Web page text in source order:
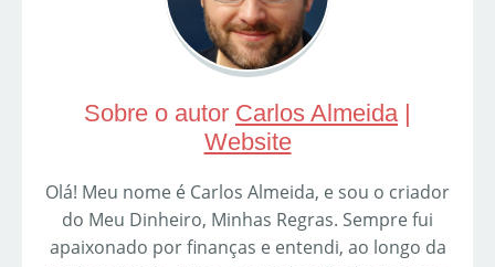
Sobre o autor Carlos Almeida|
Website
Olá! Meu nome é Carlos Almeida, e sou o criador
do Meu Dinheiro, Minhas Regras. Sempre fui
apaixonado por finanças e entendi, ao longo da